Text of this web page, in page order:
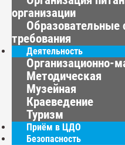
организации
Образовательные
требования
Деятельность
Организационно-
Методическая
Музейная
Краеведение
Туризм
Приём в ЦДО
Безопасность